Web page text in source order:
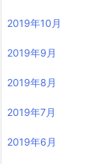
2019年10月
2019年9月
2019年8月
2019年7月
2019年6月